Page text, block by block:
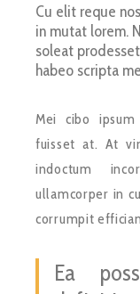
Cu elit reque
in mutat lorem.
soleat
habeo scripta
Mei cibo
fuisset at. At
indoctum
ullamcorper in
corrumpit
Ea